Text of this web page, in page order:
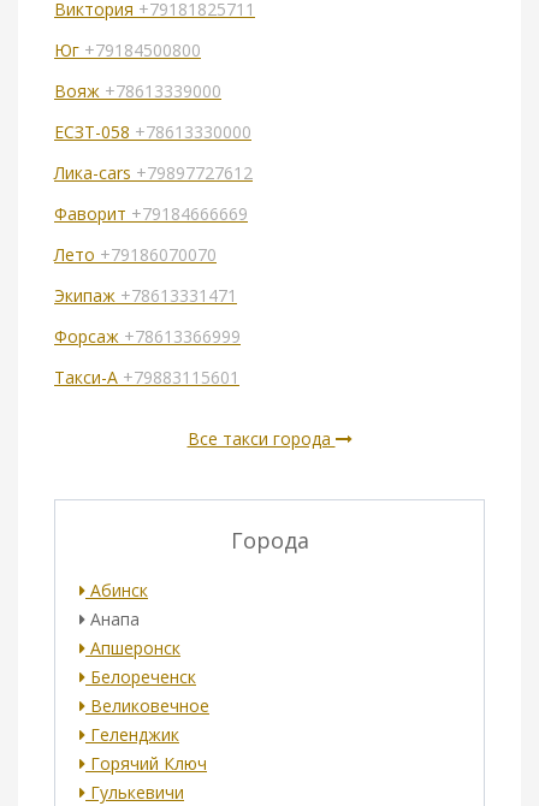
Виктория +79181825711
Юг +79184500800
Вояж +78613339000
ЕСЗТ-058 +78613330000
Лика-cars +79897727612
Фаворит +79184666669
Лето +79186070070
Экипаж +78613331471
Форсаж +78613366999
Такси-А +79883115601
Все такси города
Города
Абинск
Анапа
Апшеронск
Белореченск
Великовечное
Геленджик
Горячий Ключ
Гулькевичи